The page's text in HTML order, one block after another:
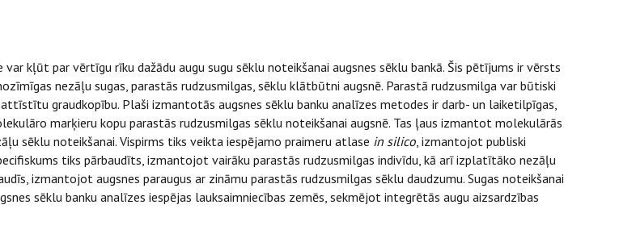
kļūt par vērtīgu rīku dažādu augu sugu sēklu noteikšanai augsnes sēklu bankā. Šis pētījums ir vērsts
nezāļu sugas, parastās rudzusmilgas, sēklu klātbūtni augsnē. Parastā rudzusmilga var būtiski
graudkopību. Plaši izmantotās augsnes sēklu banku analīzes metodes ir darb- un laiketilpīgas,
marķieru kopu parastās rudzusmilgas sēklu noteikšanai augsnē. Tas ļaus izmantot molekulārās
sēklu noteikšanai. Vispirms tiks veikta iespējamo praimeru atlase in silico, izmantojot publiski
tiks pārbaudīts, izmantojot vairāku parastās rudzusmilgas indivīdu, kā arī izplatītāko nezāļu
izmantojot augsnes paraugus ar zināmu parastās rudzusmilgas sēklu daudzumu. Sugas noteikšanai
sēklu banku analīzes iespējas lauksaimniecības zemēs, sekmējot integrētās augu aizsardzības